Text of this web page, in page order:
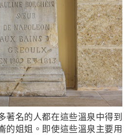
的姐姐。即使這些溫泉主要用